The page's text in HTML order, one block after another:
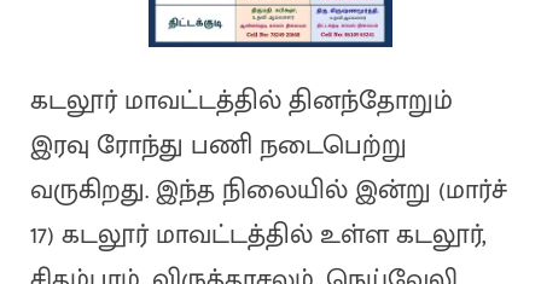
கடலூர் மாவட்டத்தில் தினந்தோறும்
இரவு ரோந்து பணி நடைபெற்று
வருகிறது. இந்த நிலையில் இன்று (மார்ச்
17) கடலூர் மாவட்டத்தில் உள்ள கடலூர்,